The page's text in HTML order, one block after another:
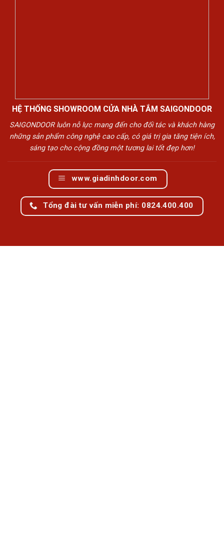
HỆ THỐNG SHOWROOM CỬA NHÀ TẮM SAIGONDOOR
SAIGONDOOR luôn nỗ lực mang đến cho đối tác và khách hàng
những sản phẩm công nghệ cao cấp, có giá trị gia tăng tiện ích,
sáng tạo cho cộng đồng một tương lai tốt đẹp hơn!
www.giadinhdoor.com
Tổng đài tư vấn miễn phí: 0824.400.400